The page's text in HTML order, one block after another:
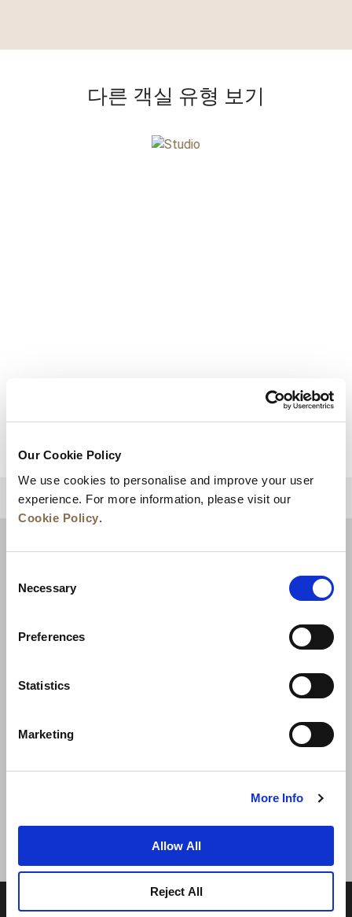
Our Cookie Policy
We use cookies to personalise and improve your user
experience. For more information, please visit our
Cookie Policy.
Selection
Necessary
Preferences
Statistics
Marketing
More Info
Allow All
Reject All
다른 객실 유형 보기
상단으로 돌아가기
© 2026 Frasers Hospitality Pte Ltd. 프레이저 호텔 그룹 회
원.